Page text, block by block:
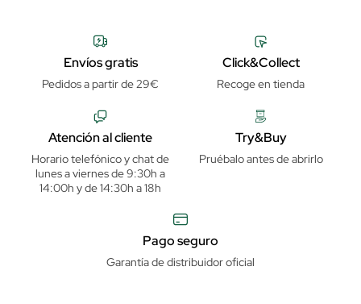
Envíos gratis
Pedidos a partir de 29€
Click&Collect
Recoge en tienda
Atención al cliente
Horario telefónico y chat de
lunes a viernes de 9:30h a
14:00h y de 14:30h a 18h
Try&Buy
Pruébalo antes de abrirlo
Pago seguro
Garantía de distribuidor oficial